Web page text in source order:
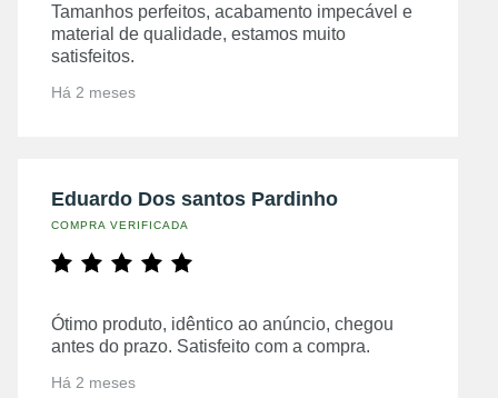
Tamanhos perfeitos, acabamento impecável e
material de qualidade, estamos muito
satisfeitos.
Há 2 meses
Eduardo Dos santos Pardinho
COMPRA VERIFICADA
Ótimo produto, idêntico ao anúncio, chegou
antes do prazo. Satisfeito com a compra.
Há 2 meses